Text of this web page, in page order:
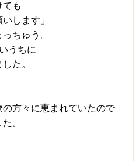
ても
します」
ちゅう。
うちに
た。
方々に恵まれていたので
。